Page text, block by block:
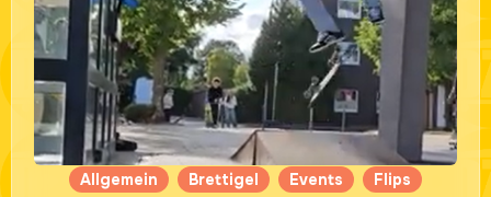
Allgemein Brettigel Events
Flips